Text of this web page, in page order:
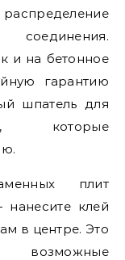
соединения.
и на бетонное
гарантию
шпатель для
которые
плит
клей
в центре. Это
возможные